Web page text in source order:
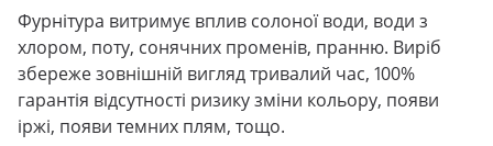
Фурнітура витримує вплив солоної води, води з
хлором, поту, сонячних променів, пранню. Виріб
збереже зовнішній вигляд тривалий час, 100%
гарантія відсутності ризику зміни кольору, появи
іржі, появи темних плям, тощо.